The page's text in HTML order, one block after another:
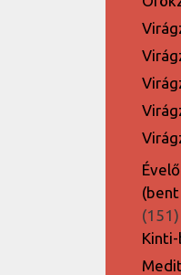
151